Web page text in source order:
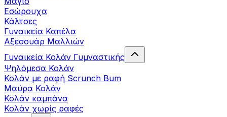
Εσώρουχα
Κάλτσες
Γυναικεία Καπέλα
Αξεσουάρ Μαλλιών
Γυναικεία Κολάν Γυμναστικής
Ψηλόμεσα Κολάν
Κολάν με ραφή Scrunch Bum
Μαύρα Κολάν
Κολάν καμπάνα
Κολάν χωρίς ραφές